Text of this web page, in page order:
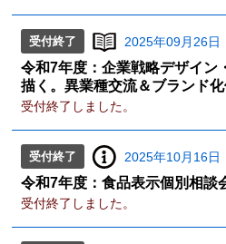
受付終了 2025年09月26日
令和7年度：企業戦略デザイ
描く。異業種交流＆ブランド
受付終了しました。
受付終了 2025年10月16日
令和7年度：食品表示個別相談
受付終了しました。